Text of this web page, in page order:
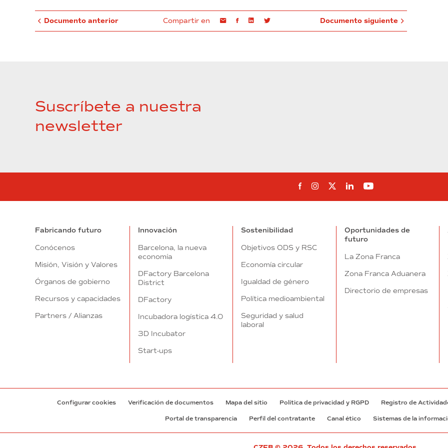
Documento anterior Compartir en EmailFacebookLinkedin Documento siguiente
Suscríbete a nuestra
newsletter
Síguenos en Facebook
Síguenos en Instagram
Síguenos en Twitter
Síguenos en Linkedin
Síguenos en
Fabricando futuro
Conócenos
Misión, Visión y Valores
Órganos de gobierno
Recursos y capacidades
Partners / Alianzas
Innovación
Barcelona, la nueva
economía
DFactory Barcelona
District
DFactory
Incubadora logística 4.0
3D Incubator
Start-ups
Sostenibilidad
Objetivos ODS y RSC
Economía circular
Igualdad de género
Política medioambiental
Seguridad y salud
laboral
Oportunidades de
futuro
La Zona Franca
Zona Franca Aduanera
Directorio de empresas
Configurar cookies Verificación de documentos Mapa del sitio Política de privacidad y RGPD Registro de
Portal de transparencia Perfil del contratante Canal ético Sistemas de la